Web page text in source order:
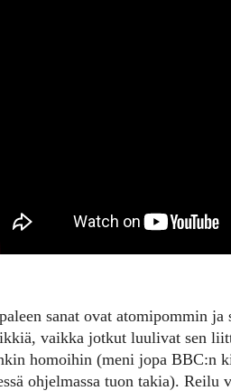
sanat ovat atomipommin ja
vaikka jotkut luulivat sen
homoihin (meni jopa BBC:n
ohjelmassa tuon takia). Reilu